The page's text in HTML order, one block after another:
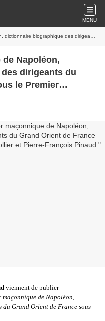
MENU
de France sous le Premier Empire", de Pierre Mollier et Pierre-François Pinaud.
de Napoléon,
dirigeants du
le Premier
Pierre-François
viennent de publier
maçonnique de Napoléon,
Grand Orient de France sous